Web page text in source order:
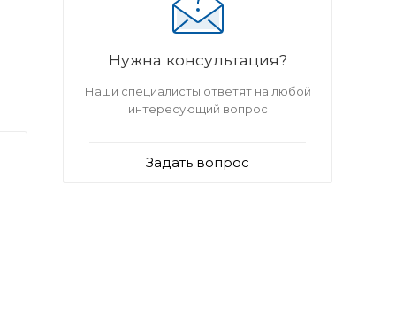
Нужна консультация?
Наши специалисты ответят на любой
интересующий вопрос
Задать вопрос